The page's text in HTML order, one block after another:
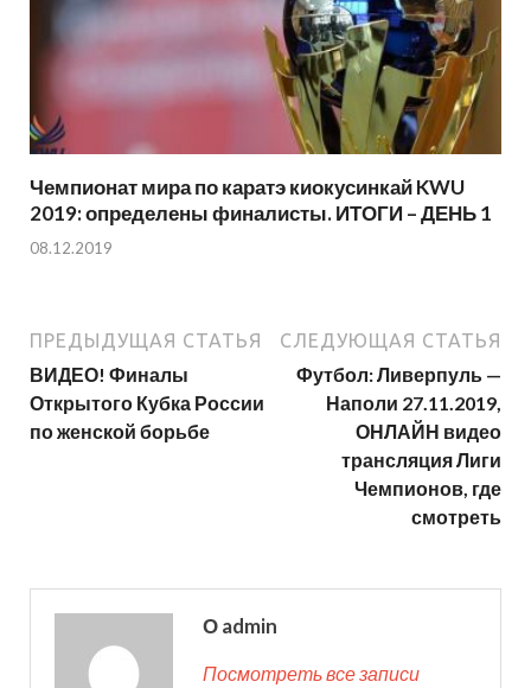
Чемпионат мира по каратэ киокусинкай KWU
2019: определены финалисты. ИТОГИ – ДЕНЬ 1
08.12.2019
ПРЕДЫДУЩАЯ СТАТЬЯ
ВИДЕО! Финалы
Открытого Кубка России
по женской борьбе
СЛЕДУЮЩАЯ СТАТЬЯ
Футбол: Ливерпуль —
Наполи 27.11.2019,
ОНЛАЙН видео
трансляция Лиги
Чемпионов, где
смотреть
О admin
Посмотреть все записи